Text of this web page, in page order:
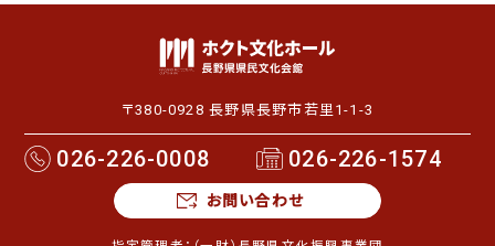
〒380-0928 長野県長野市若里1-1-3
026-226-0008 026-226-1574
お問い合わせ